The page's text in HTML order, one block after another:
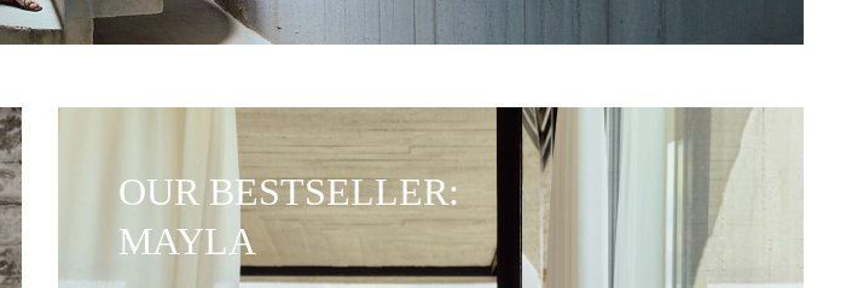
OUR BESTSELLER:
MAYLA